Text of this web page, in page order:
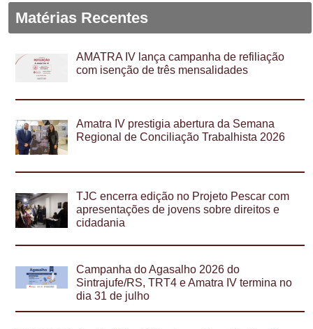
Matérias Recentes
AMATRA IV lança campanha de refiliação
com isenção de três mensalidades
Amatra IV prestigia abertura da Semana
Regional de Conciliação Trabalhista 2026
TJC encerra edição no Projeto Pescar com
apresentações de jovens sobre direitos e
cidadania
Campanha do Agasalho 2026 do
Sintrajufe/RS, TRT4 e Amatra IV termina no
dia 31 de julho